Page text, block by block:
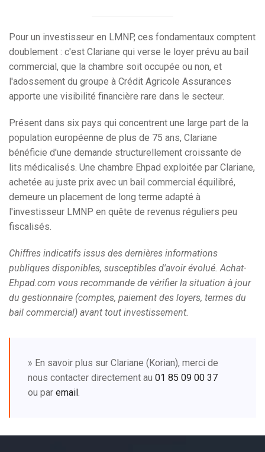
Pour un investisseur en LMNP, ces fondamentaux comptent
doublement : c'est Clariane qui verse le loyer prévu au bail
commercial, que la chambre soit occupée ou non, et
l'adossement du groupe à Crédit Agricole Assurances
apporte une visibilité financière rare dans le secteur.
Présent dans six pays qui concentrent une large part de la
population européenne de plus de 75 ans, Clariane
bénéficie d'une demande structurellement croissante de
lits médicalisés. Une chambre Ehpad exploitée par Clariane,
achetée au juste prix avec un bail commercial équilibré,
demeure un placement de long terme adapté à
l'investisseur LMNP en quête de revenus réguliers peu
fiscalisés.
Chiffres indicatifs issus des dernières informations
publiques disponibles, susceptibles d'avoir évolué. Achat-
Ehpad.com vous recommande de vérifier la situation à jour
du gestionnaire (comptes, paiement des loyers, termes du
bail commercial) avant tout investissement.
» En savoir plus sur Clariane (Korian), merci de
nous contacter directement au 01 85 09 00 37
ou par email .